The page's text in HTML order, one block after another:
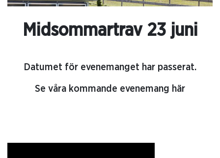
Midsommartrav 23 juni
Datumet för evenemanget har passerat.
Se våra kommande evenemang här